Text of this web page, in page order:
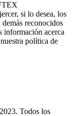
si lo desea, los
reconocidos
información acerca
política de
Todos los